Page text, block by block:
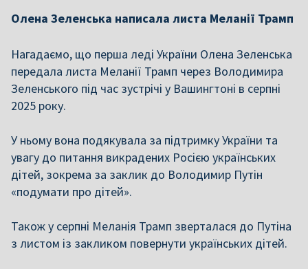
Олена Зеленська написала листа Меланії Трамп
Нагадаємо, що перша леді України Олена Зеленська
передала листа Меланії Трамп через Володимира
Зеленського під час зустрічі у Вашингтоні в серпні
2025 року.
У ньому вона подякувала за підтримку України та
увагу до питання викрадених Росією українських
дітей, зокрема за заклик до Володимир Путін
«подумати про дітей».
Також у серпні Меланія Трамп зверталася до Путіна
з листом із закликом повернути українських дітей.